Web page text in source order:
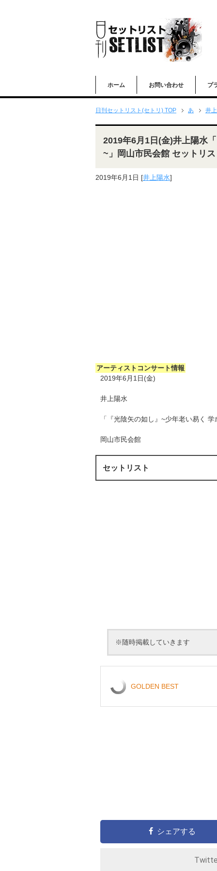
ホーム お問い合わせ プ
日刊セットリスト(セトリ) TOP あ 井
2019年6月1日(金)井上陽水
~」岡山市民会館 セットリス
2019年6月1日 [井上陽水]
アーティストコンサート情報
2019年6月1日(金)
井上陽水
「『光陰矢の如し』~少年老い易く 学
岡山市民会館
セットリスト
※随時掲載していきます
GOLDEN BEST
シェアする